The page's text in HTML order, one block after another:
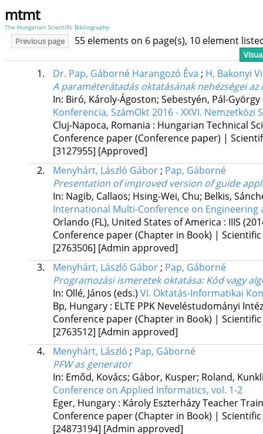
mtmt
The Hungarian Scientific Bibliography
Previous page 55 elements on 6 page(s), 10 element
1. Dr. Pap, Gáborné Harangozó Éva ; H, Bakonyi
A paraméterátadás oktatásának nehézségei
In: Biró, Károly-Ágoston; Sebestyén, Pál-
Konferencia, SzámOkt 2016 - XXVI.
Cluj-Napoca, Romania : Hungarian Technical
Conference paper (Conference paper) |
[3127955] [Approved]
2.
Menyhárt, László Gábor; Pap, Gáborné
Presentation of improved version of guide
In: Nagib, Callaos; Hsing-Wei, Chu; Belkis,
International Multi-Conference on
Orlando (FL), United States of America : IIIS
Conference paper (Chapter in Book) | Scientific
[2763506] [Admin approved]
3.
Menyhárt, László Gábor; Pap, Gáborné
Programozási ismeretek oktatása: Kód vagy
In: Ollé, János (eds.) VI. Oktatás-Informatikai
Bp, Hungary : ELTE PPK Neveléstudományi
Conference paper (Chapter in Book) | Scientific
[2763512] [Admin approved]
4.
Menyhárt, László ; Pap, Gáborné
PFW as generator
In: Emőd, Kovács; Gábor, Kusper; Roland,
Conference on Applied Informatics, vol. 1-2
Eger, Hungary : Károly Eszterházy Teacher
Conference paper (Chapter in Book) | Scientific
[24873194] [Admin approved]